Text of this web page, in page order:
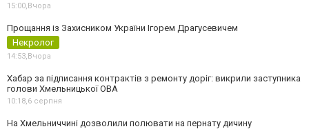
15:00,Вчора
Прощання із Захисником України Ігорем Драгусевичем
Некролог
14:53,Вчора
Хабар за підписання контрактів з ремонту доріг: викрили заступника
голови Хмельницької ОВА
10:18,6 серпня
На Хмельниччині дозволили полювати на пернату дичину